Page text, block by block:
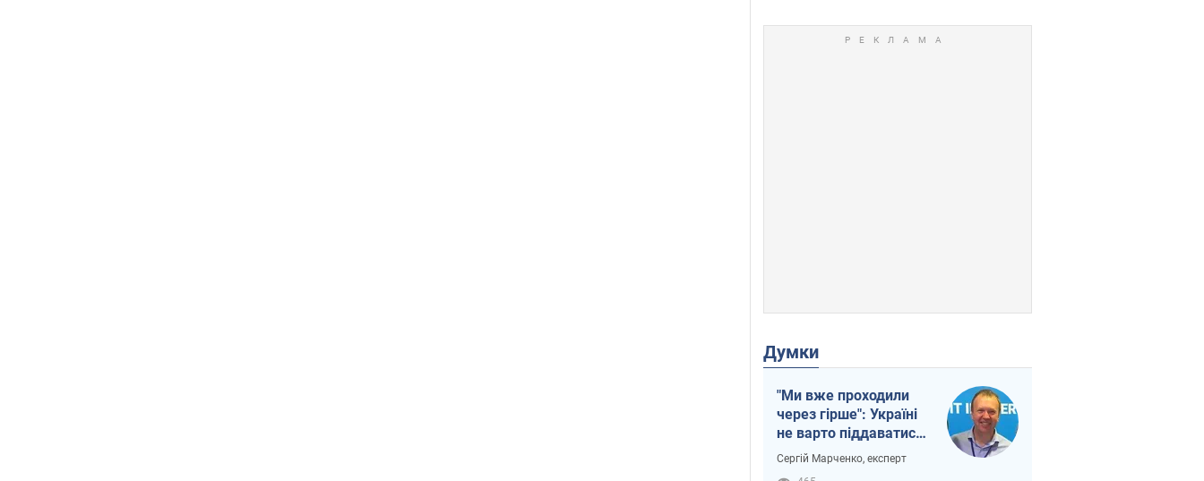
Думки
"Ми вже проходили
через гірше": Україні
не варто піддаватися
зневірі через
Сергій Марченко, експерт